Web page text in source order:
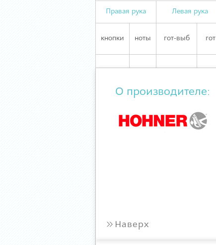
Правая рука Левая рука
кнопки ноты гот-выб гот
О производителе:
» Наверх